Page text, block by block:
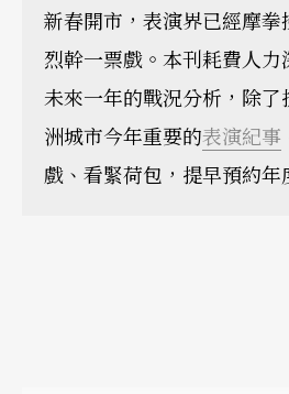
新春開市，表演界已經摩
烈幹一票戲。本刊耗費人
未來一年的戰況分析，除
洲城市今年重要的表演紀事
戲、看緊荷包，提早預約年